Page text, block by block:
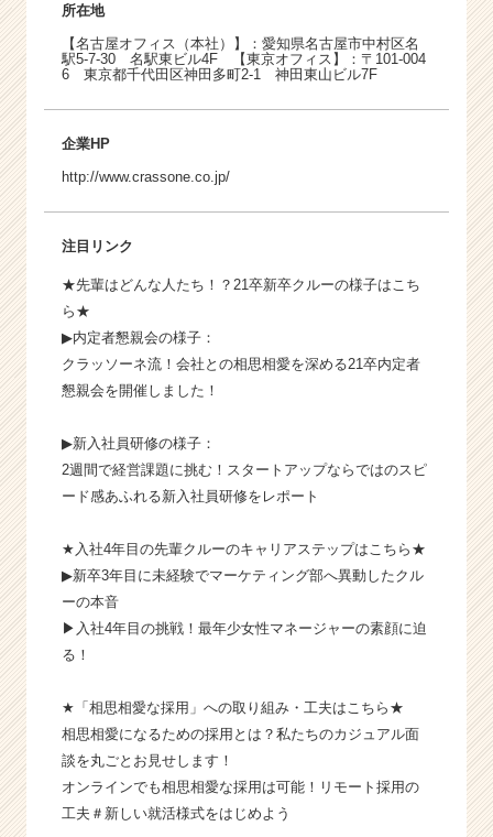
所在地
【名古屋オフィス（本社）】：愛知県名古屋市中村区名
駅5-7-30 名駅東ビル4F 【東京オフィス】：〒101-004
6 東京都千代田区神田多町2-1 神田東山ビル7F
企業HP
http://www.crassone.co.jp/
注目リンク
★先輩はどんな人たち！？21卒新卒クルーの様子はこち
ら★
▶内定者懇親会の様子：
クラッソーネ流！会社との相思相愛を深める21卒内定者
懇親会を開催しました！
▶新入社員研修の様子：
2週間で経営課題に挑む！スタートアップならではのスピ
ード感あふれる新入社員研修をレポート
★入社4年目の先輩クルーのキャリアステップはこちら★
▶新卒3年目に未経験でマーケティング部へ異動したクル
ーの本音
▶入社4年目の挑戦！最年少女性マネージャーの素顔に迫
る！
★「相思相愛な採用」への取り組み・工夫はこちら★
相思相愛になるための採用とは？私たちのカジュアル面
談を丸ごとお見せします！
オンラインでも相思相愛な採用は可能！リモート採用の
工夫＃新しい就活様式をはじめよう